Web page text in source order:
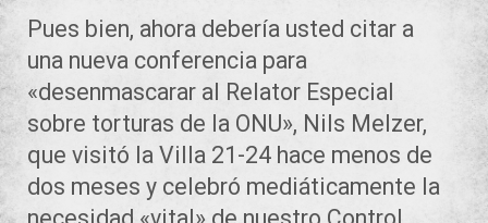
Pues bien, ahora debería usted citar a
una nueva conferencia para
«desenmascarar al Relator Especial
sobre torturas de la ONU», Nils Melzer,
que visitó la Villa 21-24 hace menos de
dos meses y celebró mediáticamente la